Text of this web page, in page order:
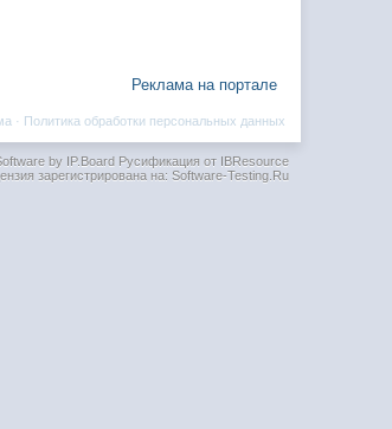
Реклама на портале
Политика обработки персональных данных
·
by IP.BoardРусификация от IBResource
зарегистрирована на: Software-Testing.Ru